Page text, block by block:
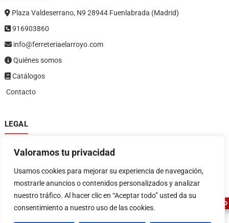
Valoramos tu privacidad
Usamos cookies para mejorar su experiencia de navegación,
mostrarle anuncios o contenidos personalizados y analizar
nuestro tráfico. Al hacer clic en “Aceptar todo” usted da su
consentimiento a nuestro uso de las cookies.
Plaza Valdeserrano, N9 28944 Fuenlabrada (Madrid)
916903860
info@ferreteriaelarroyo.com
Quiénes somos
Catálogos
Contacto
LEGAL
Política de privacidad
Política de devoluciones y reembolsos
Términos y condiciones
Aviso legal
ASESOR FERRETERO